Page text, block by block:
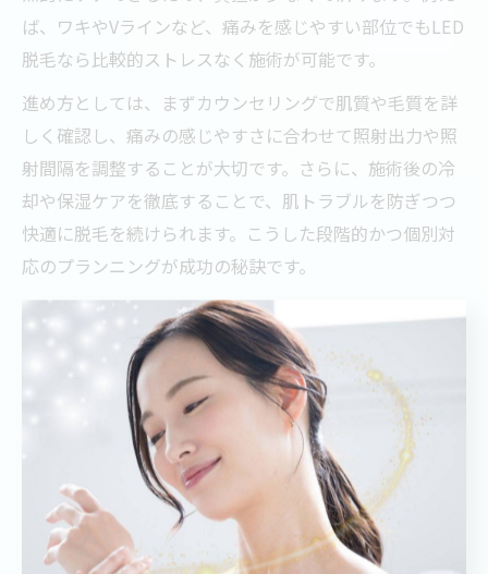
ば、ワキやVラインなど、痛みを感じやすい部位でもLED
脱毛なら比較的ストレスなく施術が可能です。
進め方としては、まずカウンセリングで肌質や毛質を詳
しく確認し、痛みの感じやすさに合わせて照射出力や照
射間隔を調整することが大切です。さらに、施術後の冷
却や保湿ケアを徹底することで、肌トラブルを防ぎつつ
快適に脱毛を続けられます。こうした段階的かつ個別対
応のプランニングが成功の秘訣です。
脱毛方法比較でLED脱毛の優位性を探るポイント
脱毛方法にはレーザー脱毛や光脱毛、ワックス脱毛など
多様な選択肢がありますが、LED脱毛は痛みの少なさと
肌へのやさしさで特に優れています。レーザー脱毛に比
べて出力が低いため、敏感肌の方でも安心して施術が受
けられ、赤みや炎症のリスクも抑えられます。
また、LED脱毛は光脱毛の一種でありながら、波長や照